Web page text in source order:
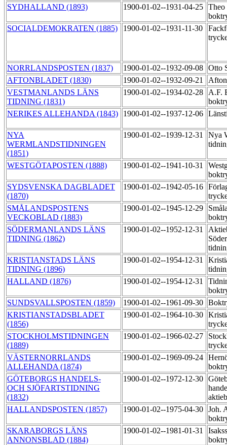
SYDHALLAND (1893) 1900-01-02--1931-04-25 Theo
SOCIALDEMOKRATEN (1885)
1900-01-02--1931-11-30
NORRLANDSPOSTEN (1837) 1900-01-02--1932-09-08 Otto
AFTONBLADET (1830)
1900-01-02--1932-09-21
VESTMANLANDS LÄNS
TIDNING (1831)
1900-01-02--1934-02-28
A.F.
NERIKES ALLEHANDA (1843)
1900-01-02--1937-12-06
NYA
WERMLANDSTIDNINGEN
(1851)
1900-01-02--1939-12-31
Nya
WESTGÖTAPOSTEN (1888) 1900-01-02--1941-10-31
SYDSVENSKA DAGBLADET
(1870)
1900-01-02--1942-05-16
SMÅLANDSPOSTENS
VECKOBLAD (1883)
1900-01-02--1945-12-29
SÖDERMANLANDS LÄNS
TIDNING (1862)
1900-01-02--1952-12-31
KRISTIANSTADS LÄNS
TIDNING (1896)
1900-01-02--1954-12-31
HALLAND (1876)
1900-01-02--1954-12-31
SUNDSVALLSPOSTEN (1859)
1900-01-02--1961-09-30
KRISTIANSTADSBLADET
(1856)
1900-01-02--1964-10-30
STOCKHOLMSTIDNINGEN
(1889)
1900-01-02--1966-02-27
VÄSTERNORRLANDS
ALLEHANDA (1874)
1900-01-02--1969-09-24
GÖTEBORGS HANDELS-
OCH SJÖFARTSTIDNING
(1832)
1900-01-02--1972-12-30
HALLANDSPOSTEN (1857)
1900-01-02--1975-04-30 Joh.
SKARABORGS LÄNS
ANNONSBLAD (1884)
1900-01-02--1981-01-31